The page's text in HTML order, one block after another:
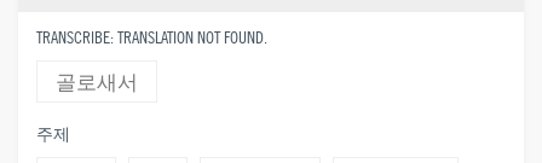
TRANSCRIBE: TRANSLATION NOT FOUND.
골로새서
주제